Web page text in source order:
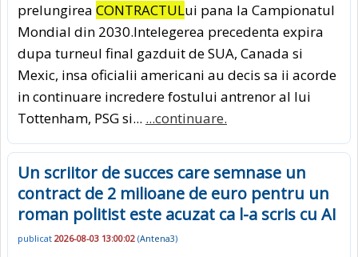
prelungirea CONTRACTULui pana la Campionatul
Mondial din 2030.Intelegerea precedenta expira
dupa turneul final gazduit de SUA, Canada si
Mexic, insa oficialii americani au decis sa ii acorde
in continuare incredere fostului antrenor al lui
Tottenham, PSG si... ...continuare.
Un scriitor de succes care semnase un
contract de 2 milioane de euro pentru un
roman politist este acuzat ca l-a scris cu AI
publicat 2026-08-03 13:00:02 (Antena3)